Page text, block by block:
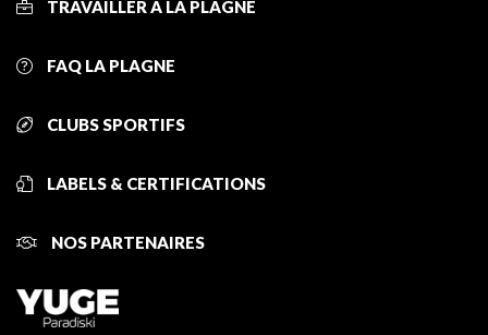
TRAVAILLER À LA PLAGNE
FAQ LA PLAGNE
CLUBS SPORTIFS
LABELS & CERTIFICATIONS
NOS PARTENAIRES